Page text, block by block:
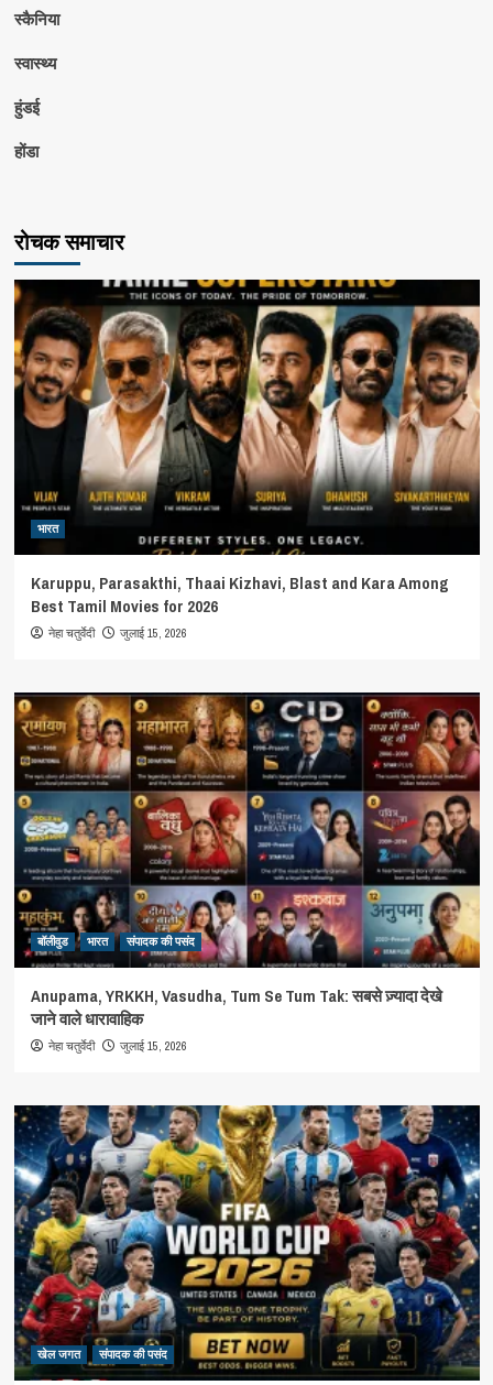
स्कैनिया
स्वास्थ्य
हुंडई
होंडा
रोचक समाचार
भारत
Karuppu, Parasakthi, Thaai Kizhavi, Blast and Kara Among
Best Tamil Movies for 2026
नेहा चतुर्वेदी जुलाई 15, 2026
बॉलीवुड भारत संपादक की पसंद
Anupama, YRKKH, Vasudha, Tum Se Tum Tak: सबसे ज़्यादा देखे
जाने वाले धारावाहिक
नेहा चतुर्वेदी जुलाई 15, 2026
खेल जगत संपादक की पसंद